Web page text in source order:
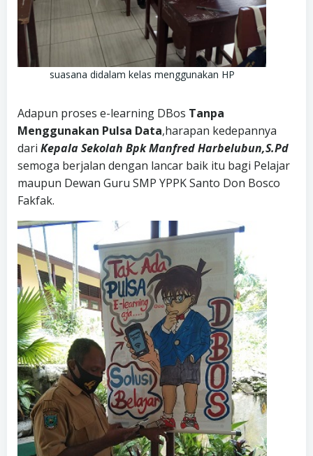
suasana didalam kelas menggunakan HP
Adapun proses e-learning DBos Tanpa
Menggunakan Pulsa Data,harapan kedepannya
dari Kepala Sekolah Bpk Manfred Harbelubun,S.Pd
semoga berjalan dengan lancar baik itu bagi Pelajar
maupun Dewan Guru SMP YPPK Santo Don Bosco
Fakfak.